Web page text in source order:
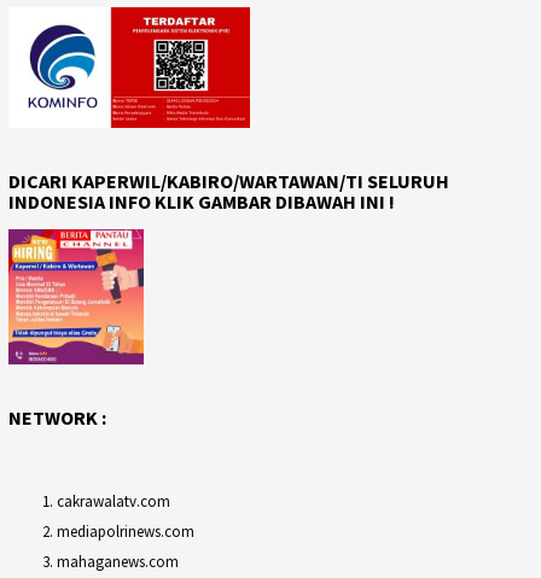
DICARI KAPERWIL/KABIRO/WARTAWAN/TI SELURUH
INDONESIA INFO KLIK GAMBAR DIBAWAH INI !
NETWORK :
cakrawalatv.com
mediapolrinews.com
mahaganews.com